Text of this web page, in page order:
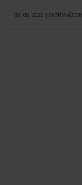
08. 08. 2026 | SVETONÁZOR